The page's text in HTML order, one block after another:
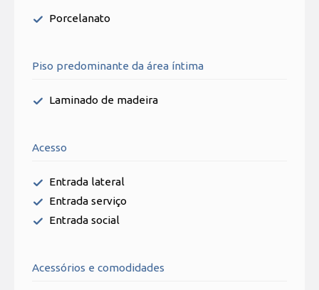
Porcelanato
Piso predominante da área íntima
Laminado de madeira
Acesso
Entrada lateral
Entrada serviço
Entrada social
Acessórios e comodidades